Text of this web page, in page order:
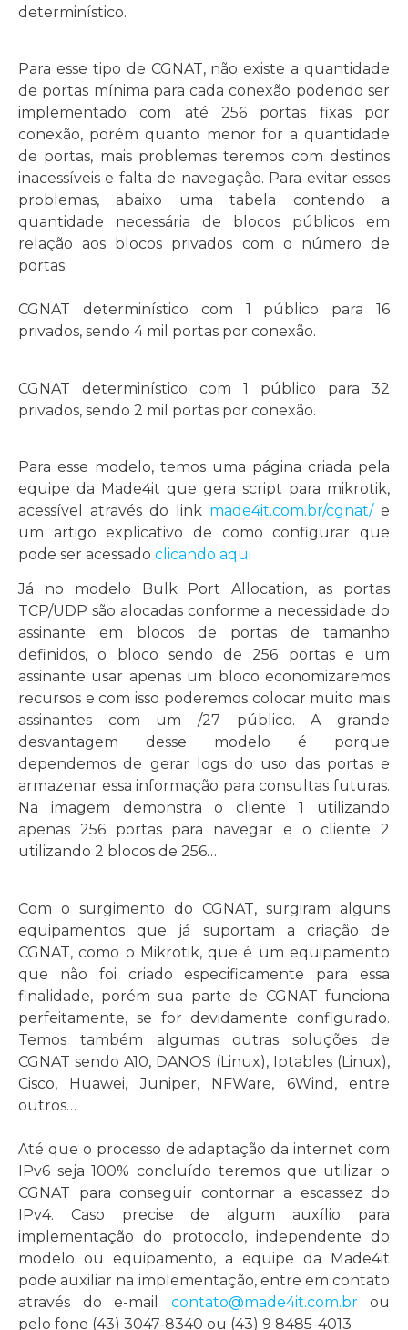
determinístico.
Para esse tipo de CGNAT, não existe a quantidade
de portas mínima para cada conexão podendo ser
implementado com até 256 portas fixas por
conexão, porém quanto menor for a quantidade
de portas, mais problemas teremos com destinos
inacessíveis e falta de navegação. Para evitar esses
problemas, abaixo uma tabela contendo a
quantidade necessária de blocos públicos em
relação aos blocos privados com o número de
portas.
CGNAT determinístico com 1 público para 16
privados, sendo 4 mil portas por conexão.
CGNAT determinístico com 1 público para 32
privados, sendo 2 mil portas por conexão.
Para esse modelo, temos uma página criada pela
equipe da Made4it que gera script para mikrotik,
acessível através do link made4it.com.br/cgnat/e
um artigo explicativo de como configurar que
pode ser acessado clicando aqui
Já no modelo Bulk Port Allocation, as portas
TCP/UDP são alocadas conforme a necessidade do
assinante em blocos de portas de tamanho
definidos, o bloco sendo de 256 portas e um
assinante usar apenas um bloco economizaremos
recursos e com isso poderemos colocar muito mais
assinantes com um /27 público. A grande
desvantagem desse modelo é porque
dependemos de gerar logs do uso das portas e
armazenar essa informação para consultas futuras.
Na imagem demonstra o cliente 1 utilizando
apenas 256 portas para navegar e o cliente 2
utilizando 2 blocos de 256…
Com o surgimento do CGNAT, surgiram alguns
equipamentos que já suportam a criação de
CGNAT, como o Mikrotik, que é um equipamento
que não foi criado especificamente para essa
finalidade, porém sua parte de CGNAT funciona
perfeitamente, se for devidamente configurado.
Temos também algumas outras soluções de
CGNAT sendo A10, DANOS (Linux), Iptables (Linux),
Cisco, Huawei, Juniper, NFWare, 6Wind, entre
outros…
Até que o processo de adaptação da internet com
IPv6 seja 100% concluído teremos que utilizar o
CGNAT para conseguir contornar a escassez do
IPv4. Caso precise de algum auxílio para
implementação do protocolo, independente do
modelo ou equipamento, a equipe da Made4it
pode auxiliar na implementação, entre em contato
através do e-mail contato@made4it.com.brou
pelo fone (43) 3047-8340 ou (43) 9 8485-4013